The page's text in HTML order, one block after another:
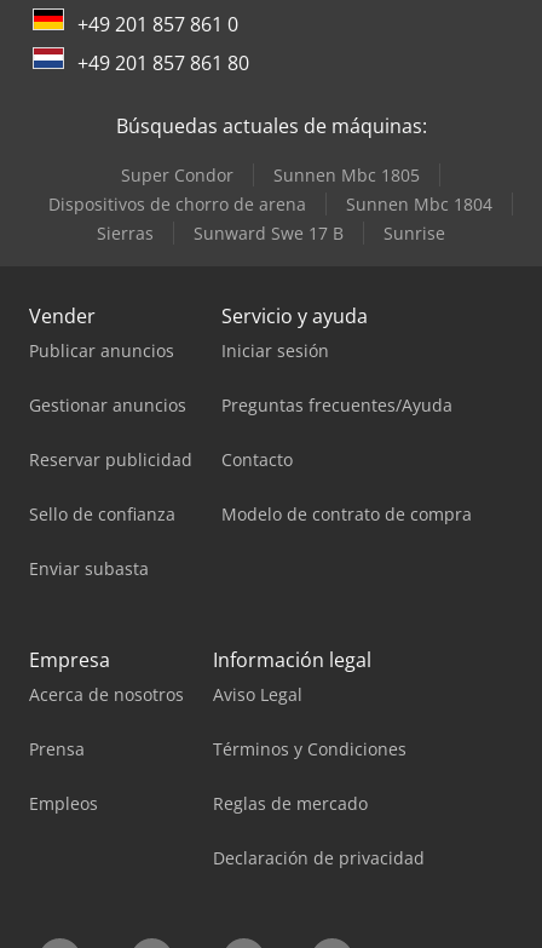
+49 201 857 861 0
+49 201 857 861 80
Búsquedas actuales de máquinas:
Super Condor
Sunnen Mbc 1805
Dispositivos de chorro de arena
Sunnen Mbc 1804
Sierras
Sunward Swe 17 B Sunrise
Vender
Publicar anuncios
Gestionar anuncios
Reservar publicidad
Sello de confianza
Enviar subasta
Servicio y ayuda
Iniciar sesión
Preguntas frecuentes/Ayuda
Contacto
Modelo de contrato de compra
Empresa
Acerca de nosotros
Prensa
Empleos
Información legal
Aviso Legal
Términos y Condiciones
Reglas de mercado
Declaración de privacidad